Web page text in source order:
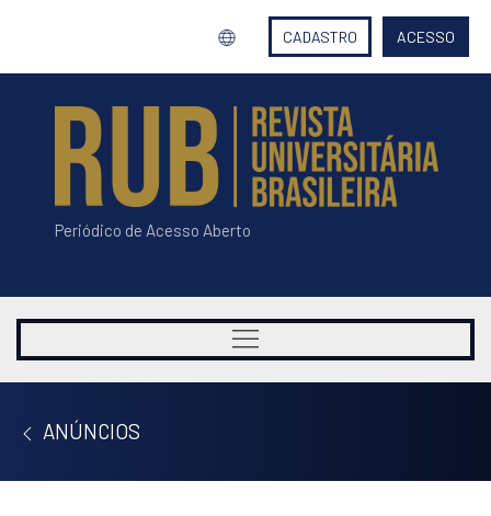
CADASTRO ACESSO
Periódico de Acesso Aberto
ANÚNCIOS